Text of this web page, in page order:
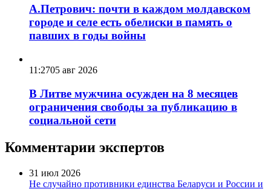
А.Петрович: почти в каждом молдавском
городе и селе есть обелиски в память о
павших в годы войны
11:2705 авг 2026
В Литве мужчина осужден на 8 месяцев
ограничения свободы за публикацию в
социальной сети
Комментарии экспертов
31 июл 2026
Не случайно противники единства Беларуси и России и